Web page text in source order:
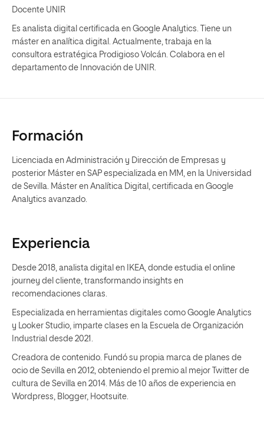
Docente UNIR
Es analista digital certificada en Google Analytics. Tiene un
máster en analítica digital. Actualmente, trabaja en la
consultora estratégica Prodigioso Volcán. Colabora en el
departamento de Innovación de UNIR.
Formación
Licenciada en Administración y Dirección de Empresas y
posterior Máster en SAP especializada en MM, en la Universidad
de Sevilla. Máster en Analítica Digital, certificada en Google
Analytics avanzado.
Experiencia
Desde 2018, analista digital en IKEA, donde estudia el online
journey del cliente, transformando insights en
recomendaciones claras.
Especializada en herramientas digitales como Google Analytics
y Looker Studio, imparte clases en la Escuela de Organización
Industrial desde 2021.
Creadora de contenido. Fundó su propia marca de planes de
ocio de Sevilla en 2012, obteniendo el premio al mejor Twitter de
cultura de Sevilla en 2014. Más de 10 años de experiencia en
Wordpress, Blogger, Hootsuite.